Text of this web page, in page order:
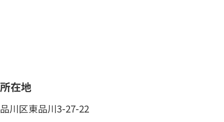
所在地
品川区東品川3-27-22